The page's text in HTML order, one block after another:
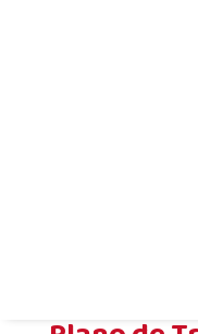
instrumento